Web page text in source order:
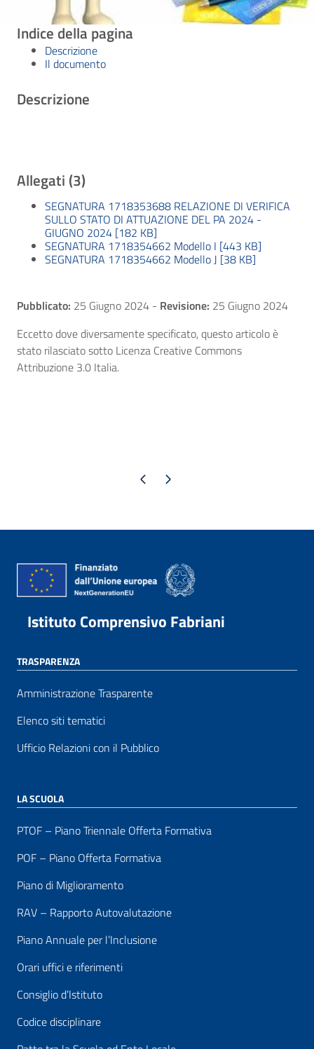
Indice della pagina
Descrizione
Il documento
Descrizione
Allegati (3)
SEGNATURA 1718353688 RELAZIONE DI VERIFICA
SULLO STATO DI ATTUAZIONE DEL PA 2024 -
GIUGNO 2024 [182 KB]
SEGNATURA 1718354662 Modello I [443 KB]
SEGNATURA 1718354662 Modello J [38 KB]
Pubblicato: 25 Giugno 2024 - Revisione: 25 Giugno 2024
Eccetto dove diversamente specificato, questo articolo è
stato rilasciato sotto Licenza Creative Commons
Attribuzione 3.0 Italia.
Pagina precedente
Pagina successiva
Istituto Comprensivo Fabriani
TRASPARENZA
Amministrazione Trasparente
Elenco siti tematici
Ufficio Relazioni con il Pubblico
LA SCUOLA
PTOF – Piano Triennale Offerta Formativa
POF – Piano Offerta Formativa
Piano di Miglioramento
RAV – Rapporto Autovalutazione
Piano Annuale per l’Inclusione
Orari uffici e riferimenti
Consiglio d’Istituto
Codice disciplinare